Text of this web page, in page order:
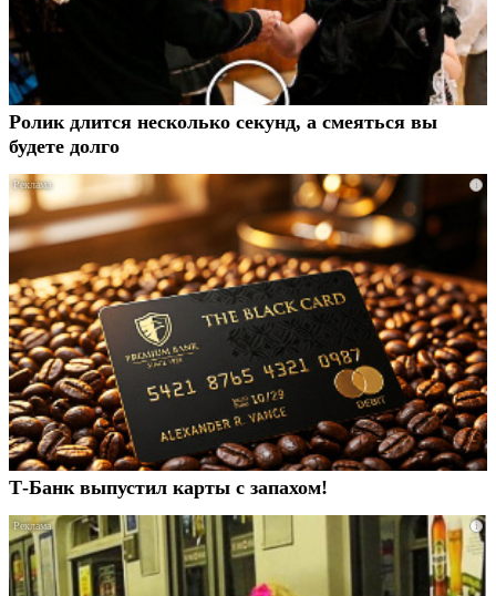
Ролик длится несколько секунд, а смеяться вы
будете долго
i
Т-Банк выпустил карты с запахом!
i